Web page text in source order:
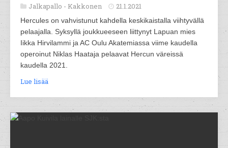
Jalkapallo - Kakkonen 21.1.2021
Hercules on vahvistunut kahdella keskikaistalla viihtyvällä
pelaajalla. Syksyllä joukkueeseen liittynyt Lapuan mies
Iikka Hirvilammi ja AC Oulu Akatemiassa viime kaudella
operoinut Niklas Haataja pelaavat Hercun väreissä
kaudella 2021.
Lue lisää